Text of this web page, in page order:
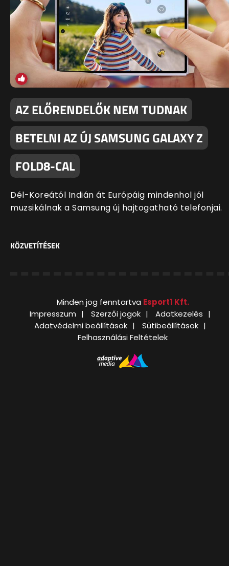
AZ ELŐRENDELŐK NEM TUDNAK
BETELNI AZ ÚJ SAMSUNG GALAXY Z
FOLD8-CAL
Dél-Koreától Indián át Európáig mindenhol jól
muzsikálnak a Samsung új hajtogatható telefonjai.
KÖZVETÍTÉSEK
Minden jog fenntartva Esport1 Kft.
Impresszum
Szerzői jogok
Adatkezelés
Adatvédelmi beállítások
Sütibeállítások
Felhasználási Feltételek